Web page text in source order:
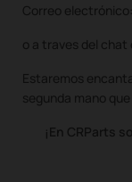
Correo
o a traves del chat
Estaremos
segunda mano
¡En CRParts